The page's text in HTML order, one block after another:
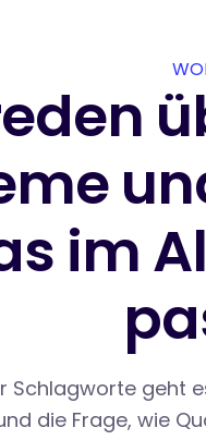
im
Schlagworte geht
die Frage, wie